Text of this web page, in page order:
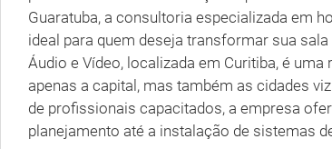
Guaratuba, a consultoria especializada em
ideal para quem deseja transformar sua
Áudio e Vídeo, localizada em Curitiba, é
apenas a capital, mas também as cidades
de profissionais capacitados, a empresa
planejamento até a instalação de sistemas